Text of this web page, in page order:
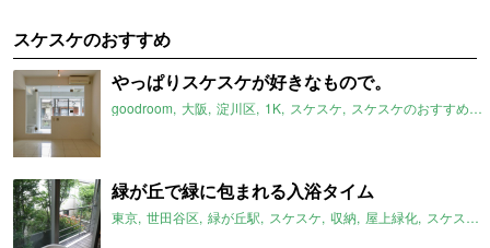
スケスケのおすすめ
やっぱりスケスケが好きなもので。
goodroom 大阪 淀川区 1K スケスケ スケスケのおすすめ
緑が丘で緑に包まれる入浴タイム
東京 世田谷区 緑が丘駅 スケスケ 収納 屋上緑化 スケスケのおすすめ